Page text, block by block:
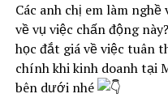
Các anh chị em làm
về vụ việc chấn động
học đắt giá về việc tuân
chính khi kinh doanh tại
bên dưới nhé